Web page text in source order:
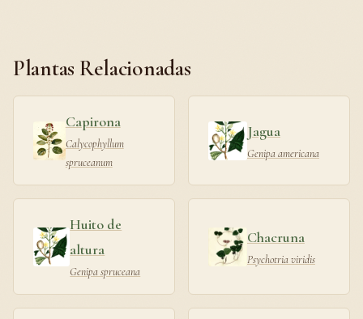
Plantas Relacionadas
Capirona
Calycophyllum
spruceanum
Jagua
Genipa americana
Huito de
altura
Genipa spruceana
Chacruna
Psychotria viridis